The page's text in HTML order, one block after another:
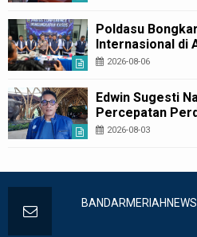
Poldasu
Internasional di
Korban Rugi
2026-08-06
Edwin Sugesti
Percepatan
2026-08-03